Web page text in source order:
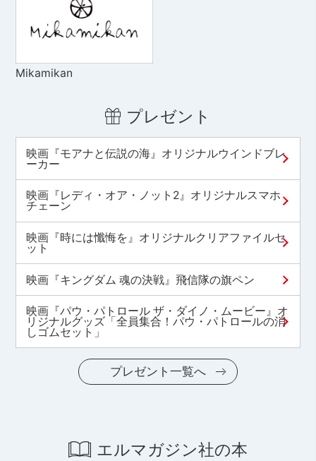
Mikamikan
プレゼント
映画『モアナと伝説の海』オリジナルウインドブレ
ーカー
映画『レディ・オア・ノット2』オリジナルスマホ
チェーン
映画『時には懺悔を』オリジナルクリアファイルセ
ット
映画『キングダム 魂の決戦』飛信隊の旗ペン
映画『パウ・パトロール ザ・ダイノ・ムービー』オ
リジナルグッズ「全員集合！パウ・パトロールの消
しゴムセット」
プレゼント一覧へ
エルマガジン社の本